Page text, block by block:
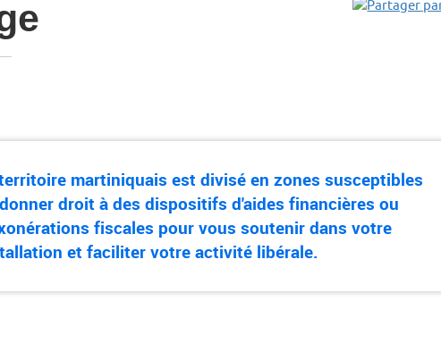
martiniquais est divisé en zones susceptibles
droit à des dispositifs d'aides financières ou
fiscales pour vous soutenir dans votre
et faciliter votre activité libérale.